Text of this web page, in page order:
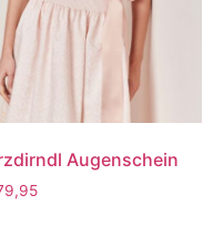
Augenschein